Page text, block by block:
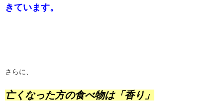
きています。
さらに、
亡くなった方の食べ物は「香り」